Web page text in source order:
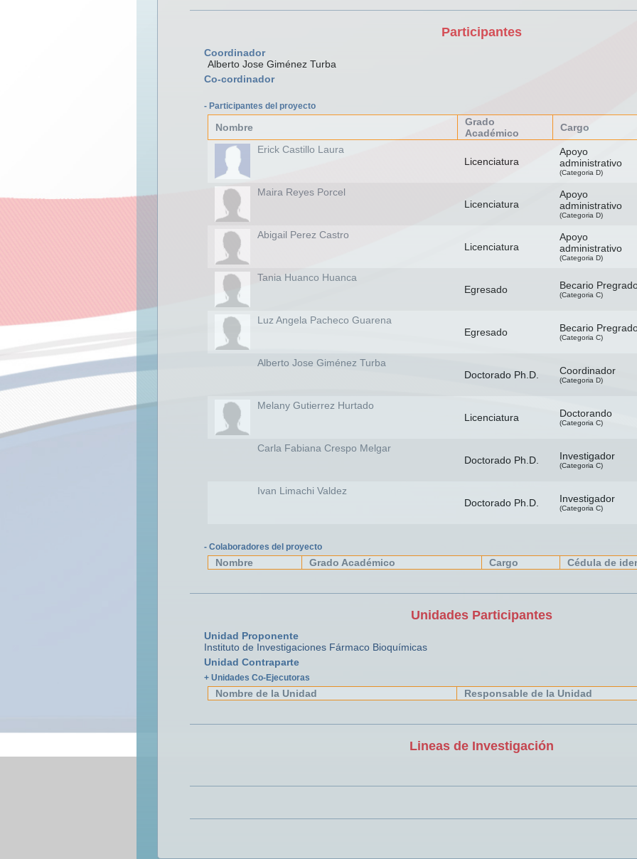
Participantes
Coordinador
Alberto Jose Giménez Turba
Co-cordinador
- Participantes del proyecto
Nombre
Grado
Académico
Cargo
Erick Castillo Laura
Licenciatura
Apoyo
administrativo
(Categoria D)
Maira Reyes Porcel
Licenciatura
Apoyo
administrativo
(Categoria D)
Abigail Perez Castro
Licenciatura
Apoyo
administrativo
(Categoria D)
Tania Huanco Huanca
Egresado
Becario
(Categoria C)
Luz Angela Pacheco Guarena
Egresado
Becario
(Categoria C)
Alberto Jose Giménez Turba
Doctorado Ph.D.
Coordinador
(Categoria D)
Melany Gutierrez Hurtado
Licenciatura
Doctorando
(Categoria C)
Carla Fabiana Crespo Melgar
Doctorado Ph.D.
Investigador
(Categoria C)
Ivan Limachi Valdez
Doctorado Ph.D.
Investigador
(Categoria C)
- Colaboradores del proyecto
Nombre Grado Académico Cargo Cédula de
Unidades Participantes
Unidad Proponente
Instituto de Investigaciones Fármaco Bioquímicas
Unidad Contraparte
+ Unidades Co-Ejecutoras
Nombre de la Unidad Responsable de la Unidad
Lineas de Investigación